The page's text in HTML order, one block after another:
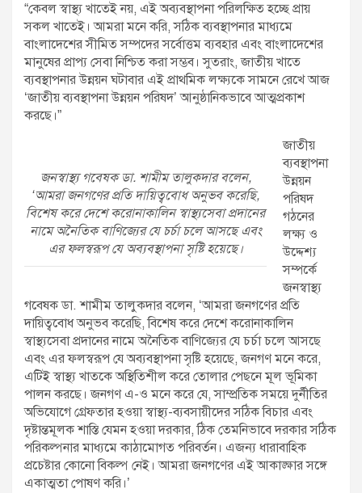
“কেবল স্বাস্থ্য খাতেই নয়, এই অব্যবস্থাপনা পরিলক্ষিত হচ্ছে প্রায়
সকল খাতেই। আমরা মনে করি, সঠিক ব্যবস্থাপনার মাধ্যমে
বাংলাদেশের সীমিত সম্পদের সর্বোত্তম ব্যবহার এবং বাংলাদেশের
মানুষের প্রাপ্য সেবা নিশ্চিত করা সম্ভব। সুতরাং, জাতীয় খাতে
ব্যবস্থাপনার উন্নয়ন ঘটাবার এই প্রাথমিক লক্ষ্যকে সামনে রেখে আজ
‘জাতীয় ব্যবস্থাপনা উন্নয়ন পরিষদ’ আনুষ্ঠানিকভাবে আত্মপ্রকাশ
করছে।”
জনস্বাস্থ্য গবেষক ডা. শামীম তালুকদার বলেন,
‘আমরা জনগণের প্রতি দায়িত্ববোধ অনুভব করেছি,
বিশেষ করে দেশে করোনাকালিন স্বাস্থ্যসেবা প্রদানের
নামে অনৈতিক বাণিজ্যের যে চর্চা চলে আসছে এবং
এর ফলস্বরূপ যে অব্যবস্থাপনা সৃষ্টি হয়েছে।
জাতীয়
ব্যবস্থাপনা
উন্নয়ন
পরিষদ
গঠনের
লক্ষ্য ও
উদ্দেশ্য
সম্পর্কে
জনস্বাস্থ্য
গবেষক ডা. শামীম তালুকদার বলেন, ‘আমরা জনগণের প্রতি
দায়িত্ববোধ অনুভব করেছি, বিশেষ করে দেশে করোনাকালিন
স্বাস্থ্যসেবা প্রদানের নামে অনৈতিক বাণিজ্যের যে চর্চা চলে আসছে
এবং এর ফলস্বরূপ যে অব্যবস্থাপনা সৃষ্টি হয়েছে, জনগণ মনে করে,
এটিই স্বাস্থ্য খাতকে অস্থিতিশীল করে তোলার পেছনে মূল ভূমিকা
পালন করছে। জনগণ এ-ও মনে করে যে, সাম্প্রতিক সময়ে দুর্নীতির
অভিযোগে গ্রেফতার হওয়া স্বাস্থ্য-ব্যবসায়ীদের সঠিক বিচার এবং
দৃষ্টান্তমূলক শাস্তি যেমন হওয়া দরকার, ঠিক তেমনিভাবে দরকার সঠিক
পরিকল্পনার মাধ্যমে কাঠামোগত পরিবর্তন। এজন্য ধারাবাহিক
প্রচেষ্টার কোনো বিকল্প নেই। আমরা জনগণের এই আকাঙ্ক্ষার সঙ্গে
একাত্মতা পোষণ করি।’